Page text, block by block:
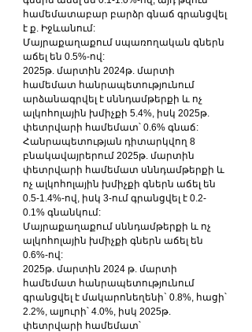
համեմատաբար բարձր գնաճ գրանցվել
է ք. Իջևանում:
Մայրաքաղաքում սպառողական գներն
աճել են 0.5%-ով:
2025թ. մարտին 2024թ. մարտի
համեմատ հանրապետությունում
արձանագրվել է սննդամթերքի և ոչ
ալկոհոլային խմիչքի 5.4%, իսկ 2025թ.
փետրվարի համեմատ՝ 0.6% գնաճ:
Հանրապետության դիտարկվող 8
բնակավայրերում 2025թ. մարտին
փետրվարի համեմատ սննդամթերքի և
ոչ ալկոհոլային խմիչքի գներն աճել են
0.5-1.4%-ով, իսկ 3-ում գրանցվել է 0.2-
0.1% գնանկում:
Մայրաքաղաքում սննդամթերքի և ոչ
ալկոհոլային խմիչքի գներն աճել են
0.6%-ով:
2025թ. մարտին 2024 թ. մարտի
համեմատ հանրապետությունում
գրանցվել է մակարոնեղենի` 0.8%, հացի՝
2.2%, ալյուրի՝ 4.0%, իսկ 2025թ.
փետրվարի համեմատ՝